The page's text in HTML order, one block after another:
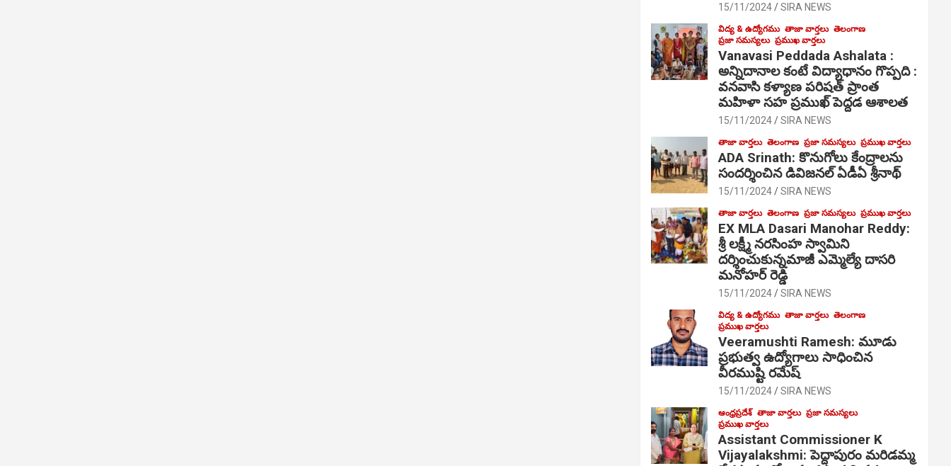
15/11/2024 SIRA NEWS
విద్య & ఉద్యోగము తాజా వార్తలు తెలంగాణ
ప్రజా సమస్యలు ప్రముఖ వార్తలు
Vanavasi Peddada Ashalata :
అన్నిదానాల కంటే విద్యాధానం గొప్పది :
వనవాసి కళ్యాణ పరిషత్ ప్రాంత
మహిళా సహ ప్రముఖ్ పెద్దడ ఆశాలత
15/11/2024 SIRA NEWS
తాజా వార్తలు తెలంగాణ ప్రజా సమస్యలు ప్రముఖ వార్తలు
ADA Srinath: కొనుగోలు కేంద్రాల‌ను
సంద‌ర్శించిన డివిజనల్ ఏడీఏ శ్రీనాథ్
15/11/2024 SIRA NEWS
తాజా వార్తలు తెలంగాణ ప్రజా సమస్యలు ప్రముఖ వార్తలు
EX MLA Dasari Manohar Reddy:
శ్రీ లక్ష్మీ నరసింహ స్వామిని
దర్శించుకున్నమాజీ ఎమ్మెల్యే దాసరి
మనోహర్ రెడ్డి
15/11/2024 SIRA NEWS
విద్య & ఉద్యోగము తాజా వార్తలు తెలంగాణ
ప్రముఖ వార్తలు
Veeramushti Ramesh: మూడు
ప్రభుత్వ ఉద్యోగాలు సాధించిన
వీరముష్టి రమేష్
15/11/2024 SIRA NEWS
ఆంధ్రప్రదేశ్ తాజా వార్తలు ప్రజా సమస్యలు
ప్రముఖ వార్తలు
Assistant Commissioner K
Vijayalakshmi: పెద్దాపురం మరిడమ్మ